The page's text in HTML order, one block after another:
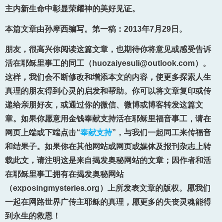
主内新生命中彰显荣耀神的美好见证。
本篇文章由孙摩西编写。第一稿：2013年7月29日。
朋友，很高兴你阅读这篇文章，也期待你将意见或感受告诉
活在耶稣里事工的同工（huozaiyesuli@outlook.com）。
这样，我们会不断修改和增添本文的内容，使更多探索人生
真理的朋友得到心灵的启发和帮助。你可以将文章复印或传
递给亲朋好友，或通过你的微信、微博或博客转发这篇文
章。如果你愿意用金钱奉献支持活在耶稣里福音事工，请在
网页上端或下端点击“奉献支持”，与我们一起同工来传福音
和结果子。如果你在其他网站或网页或媒体及报刊杂志上转
载此文，请注明这是来自揭发奥秘网站的文章；因作者和活
在耶稣里事工拥有在揭发奥秘网站
（exposingmysteries.org）上所发表文章的版权。愿我们
一起在网路世界广传主耶稣的真理，愿更多的失丧灵魂能得
到永生的救恩！